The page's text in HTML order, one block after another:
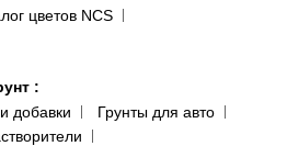
цветов NCS
:
добавки
Грунты для авто